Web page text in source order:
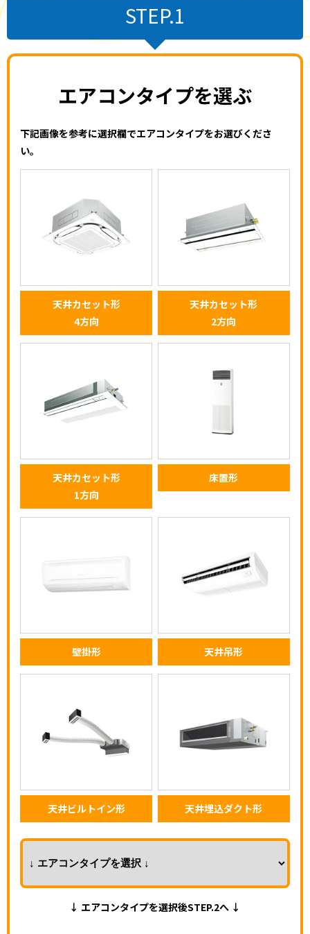
STEP.1
エアコンタイプを選ぶ
下記画像を参考に選択欄でエアコンタイプをお選びくださ
い。
天井カセット形
4方向
天井カセット形
2方向
天井カセット形
1方向
床置形
壁掛形 天井吊形
天井ビルトイン形 天井埋込ダクト形
↓ エアコンタイプを選択後STEP.2へ ↓